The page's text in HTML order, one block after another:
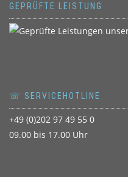
GEPRÜFTE LEISTUNG
☏ SERVICEHOTLINE
+49 (0)202 97 49 55 0
09.00 bis 17.00 Uhr